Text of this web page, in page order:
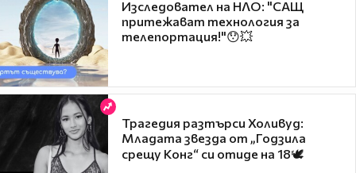
Изследовател на НЛО: "САЩ
притежават технология за
телепортация!"😯💥
Трагедия разтърси Холивуд:
Младата звезда от „Годзила
срещу Конг“ си отиде на 18🕊️